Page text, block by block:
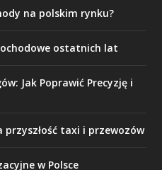
na polskim rynku?
ostatnich lat
Jak Poprawić Precyzję i
taxi i przewozów
w Polsce